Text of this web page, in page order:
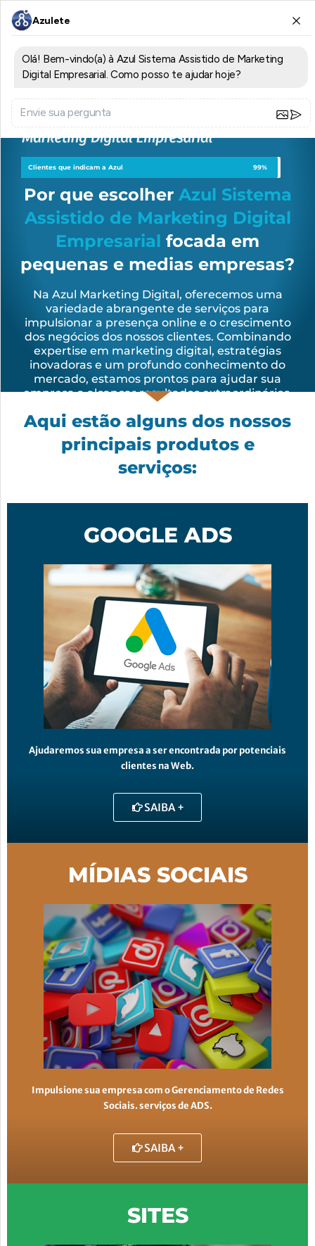
Clientes que indicam a Azul 99%
Por que escolher Azul Sistema
Assistido de Marketing Digital
Empresarial focada em
pequenas e medias empresas?
Na Azul Marketing Digital, oferecemos uma
variedade abrangente de serviços para
impulsionar a presença online e o crescimento
dos negócios dos nossos clientes. Combinando
expertise em marketing digital, estratégias
inovadoras e um profundo conhecimento do
mercado, estamos prontos para ajudar sua
empresa a alcançar resultados extraordinários.
Aqui estão alguns dos nossos
principais produtos e
serviços:
GOOGLE ADS
Ajudaremos sua empresa a ser encontrada por potenciais
clientes na Web.
SAIBA +
MÍDIAS SOCIAIS
Impulsione sua empresa com o Gerenciamento de Redes
Sociais. serviços de ADS.
SAIBA +
SITES